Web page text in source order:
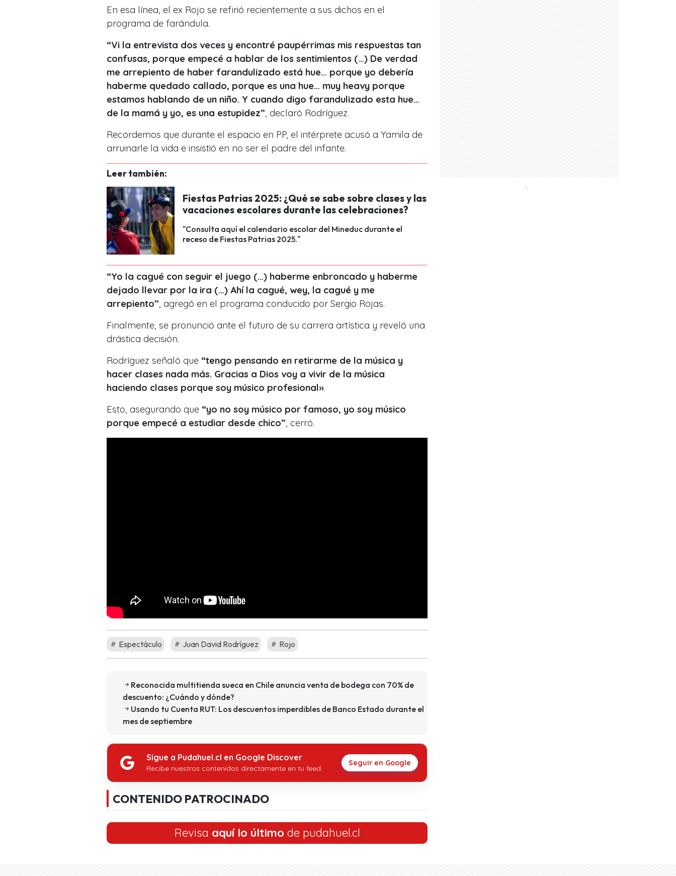
En esa línea, el ex Rojo se refirió recientemente a sus dichos en el
programa de farándula.
“Vi la entrevista dos veces y encontré paupérrimas mis respuestas tan
confusas, porque empecé a hablar de los sentimientos (…) De verdad
me arrepiento de haber farandulizado está hue… porque yo debería
haberme quedado callado, porque es una hue… muy heavy porque
estamos hablando de un niño. Y cuando digo farandulizado esta hue…
de la mamá y yo, es una estupidez” , declaró Rodríguez.
Recordemos que durante el espacio en PP, el intérprete acusó a Yamila de
arruinarle la vida e insistió en no ser el padre del infante.
Leer también:
Fiestas Patrias 2025: ¿Qué se sabe sobre clases y las
vacaciones escolares durante las celebraciones?
"Consulta aquí el calendario escolar del Mineduc durante el
receso de Fiestas Patrias 2025."
“Yo la cagué con seguir el juego (…) haberme enbroncado y haberme
dejado llevar por la ira (…) Ahí la cagué, wey, la cagué y me
arrepiento” , agregó en el programa conducido por Sergio Rojas.
Finalmente, se pronunció ante el futuro de su carrera artística y reveló una
drástica decisión.
Rodríguez señaló que “tengo pensando en retirarme de la música y
hacer clases nada más. Gracias a Dios voy a vivir de la música
haciendo clases porque soy músico profesional».
Esto, asegurando que “yo no soy músico por famoso, yo soy músico
porque empecé a estudiar desde chico” , cerró.
Espectáculo Juan David Rodríguez Rojo
Reconocida multitienda sueca en Chile anuncia venta de bodega con 70% de
descuento: ¿Cuándo y dónde?
Usando tu Cuenta RUT: Los descuentos imperdibles de Banco Estado durante el
mes de septiembre
Sigue a Pudahuel.cl en Google Discover
Recibe nuestros contenidos directamente en tu feed.
Seguir en Google
CONTENIDO PATROCINADO
Revisa aquí lo último de pudahuel.cl